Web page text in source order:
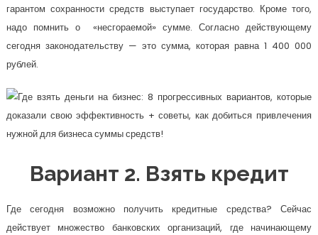
гарантом сохранности средств выступает государство. Кроме того,
надо помнить о «несгораемой» сумме. Согласно действующему
сегодня законодательству — это сумма, которая равна 1 400 000
рублей.
Вариант 2. Взять кредит
Где сегодня возможно получить кредитные средства? Сейчас
действует множество банковских организаций, где начинающему